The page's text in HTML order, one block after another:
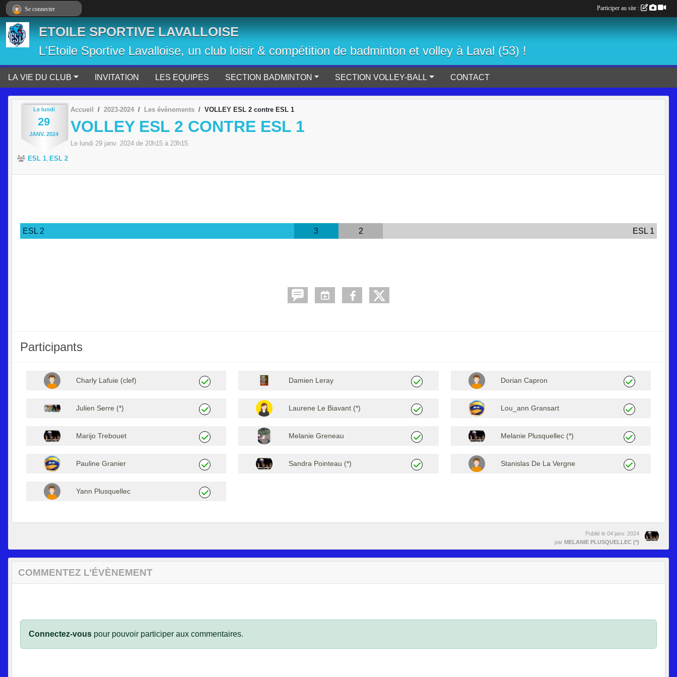
ETOILE SPORTIVE LAVALLOISE
L'Etoile Sportive Lavalloise, un club loisir & compétition de badminton et volley à Laval (53) !
LA VIE DU CLUB INVITATION LES EQUIPES SECTION BADMINTON SECTION VOLLEY-BALL CONTACT
Le lundi
29
JANV. 2024
Accueil 2023-2024 Les évènements VOLLEY ESL 2 contre ESL 1
VOLLEY ESL 2 CONTRE ESL 1
Le lundi 29 janv. 2024 de 20h15 à 23h15
ESL 1 ESL 2
ESL 2 3 2 ESL 1
Participants
Charly Lafuie (clef) Damien Leray Dorian Capron
Julien Serre (*) Laurene Le Biavant (*) Lou_ann Gransart
Marijo Trebouet Melanie Greneau Melanie Plusquellec (*)
Pauline Granier Sandra Pointeau (*) Stanislas De La Vergne
Yann Plusquellec
Publié le 04 janv. 2024
par MELANIE PLUSQUELLEC (*)
COMMENTEZ L’ÉVÈNEMENT
Connectez-vous pour pouvoir participer aux commentaires.
Se connecter Participer au site :
Panneau de gestion des cookies